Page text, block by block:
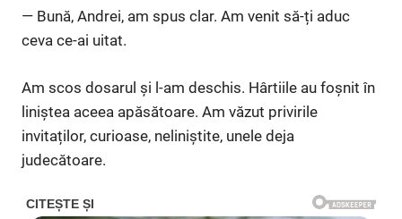
— Bună, Andrei, am spus clar. Am venit să-ți aduc
ceva ce-ai uitat.
Am scos dosarul și l-am deschis. Hârtiile au foșnit în
liniștea aceea apăsătoare. Am văzut privirile
invitaților, curioase, neliniștite, unele deja
judecătoare.